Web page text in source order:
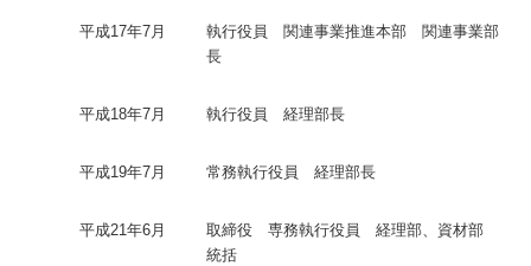
平成17年7月
執行役員 関連事業推進本部 関連事業部
長
平成18年7月 執行役員 経理部長
平成19年7月 常務執行役員 経理部長
平成21年6月
取締役 専務執行役員 経理部、資材部
統括